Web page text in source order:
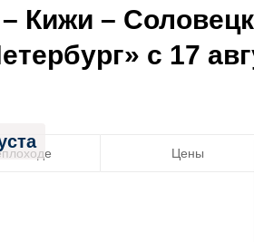
Кижи –
с 17
Цены